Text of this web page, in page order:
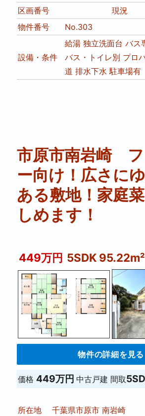
区画番号
現況
物件番号
No.303
設備・条件
給湯 独立洗面台 バス
バス・トイレ別 プロ
道 排水下水 駐車場有
市原市南岩崎 フ
ー向け！広さに
ある敷地！家庭
しめます！
449万円 5SDK 95.22m²
物件の詳細を見る
価格 449万円中古戸建 間取
所在地
千葉県市原市 南岩崎